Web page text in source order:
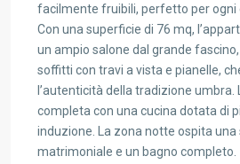
facilmente fruibili, perfetto per ogni
Con una superficie di 76 mq,
un ampio salone dal grande
soffitti con travi a vista e pianelle,
l’autenticità della tradizione umbra.
completa con una cucina dotata di
induzione. La zona notte ospita
matrimoniale e un bagno completo.